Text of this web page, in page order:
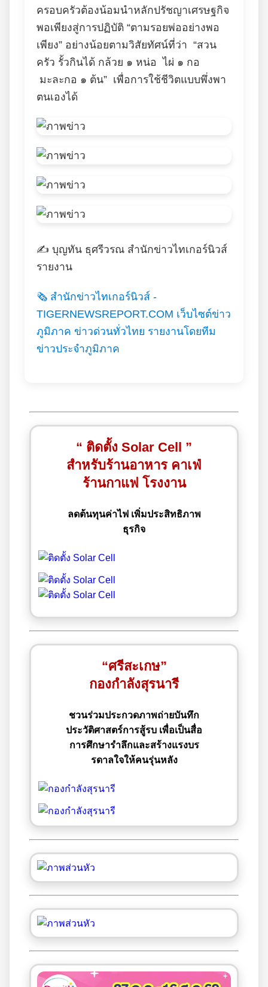
ครอบครัวต้องน้อมนำหลักปรัชญาเศรษฐกิจ
พอเพียงสู่การปฏิบัติ “ตามรอยพ่ออย่างพอ
เพียง” อย่างน้อยตามวิสัยทัศน์ที่ว่า “สวน
ครัว รั้วกินได้ กล้วย ๑ หน่อ ไผ่ ๑ กอ
มะละกอ ๑ ต้น” เพื่อการใช้ชีวิตแบบพึ่งพา
ตนเองได้
✍️ บุญทัน ธุศรีวรณ สำนักข่าวไทเกอร์นิวส์
รายงาน
🗞️ สำนักข่าวไทเกอร์นิวส์ -
TIGERNEWSREPORT.COM เว็บไซต์ข่าว
ภูมิภาค ข่าวด่วนทั่วไทย รายงานโดยทีม
ข่าวประจำภูมิภาค
“ ติดตั้ง Solar Cell ”
สำหรับร้านอาหาร คาเฟ่
ร้านกาแฟ โรงงาน
ลดต้นทุนค่าไฟ เพิ่มประสิทธิภาพ
ธุรกิจ
“ศรีสะเกษ”
กองกำลังสุรนารี
ชวนร่วมประกวดภาพถ่ายบันทึก
ประวัติศาสตร์การสู้รบ เพื่อเป็นสื่อ
การศึกษารำลึกและสร้างแรงบร
รดาลใจให้คนรุ่นหลัง